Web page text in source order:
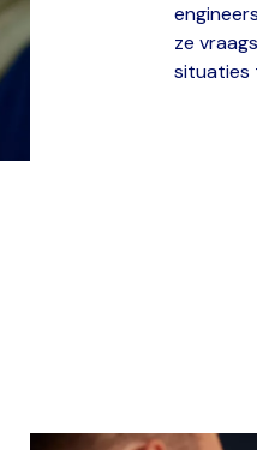
ze
situaties